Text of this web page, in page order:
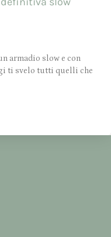
armadio slow e con
ti svelo tutti quelli che